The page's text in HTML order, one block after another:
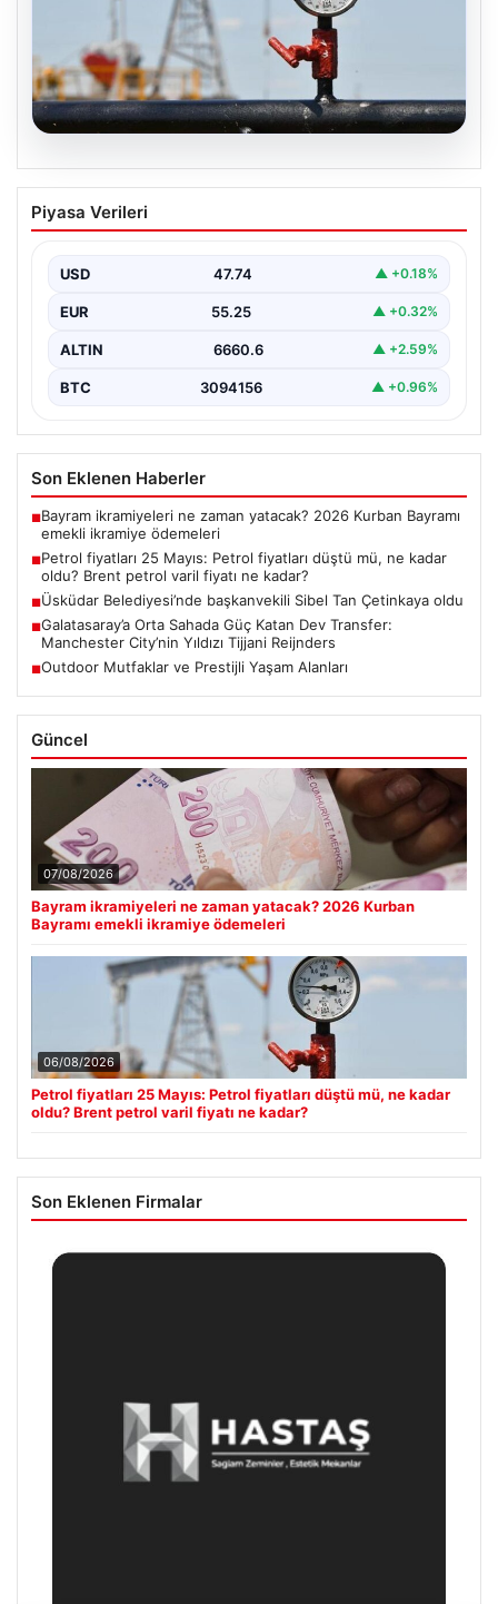
Petrol fiyatları 25 Mayıs: Petrol fiyatları
düştü mü, ne kadar oldu? Brent petrol
Piyasa Verileri
USD 47.74 ▲ +0.18%
EUR 55.25 ▲ +0.32%
ALTIN 6660.6 ▲ +2.59%
BTC 3094156 ▲ +0.96%
Son Eklenen Haberler
■Bayram ikramiyeleri ne zaman yatacak? 2026 Kurban Bayramı
emekli ikramiye ödemeleri
■Petrol fiyatları 25 Mayıs: Petrol fiyatları düştü mü, ne kadar
oldu? Brent petrol varil fiyatı ne kadar?
■Üsküdar Belediyesi’nde başkanvekili Sibel Tan Çetinkaya oldu
■Galatasaray’a Orta Sahada Güç Katan Dev Transfer:
Manchester City’nin Yıldızı Tijjani Reijnders
■Outdoor Mutfaklar ve Prestijli Yaşam Alanları
Güncel
07/08/2026
Bayram ikramiyeleri ne zaman yatacak? 2026 Kurban
Bayramı emekli ikramiye ödemeleri
06/08/2026
Petrol fiyatları 25 Mayıs: Petrol fiyatları düştü mü, ne kadar
oldu? Brent petrol varil fiyatı ne kadar?
Son Eklenen Firmalar